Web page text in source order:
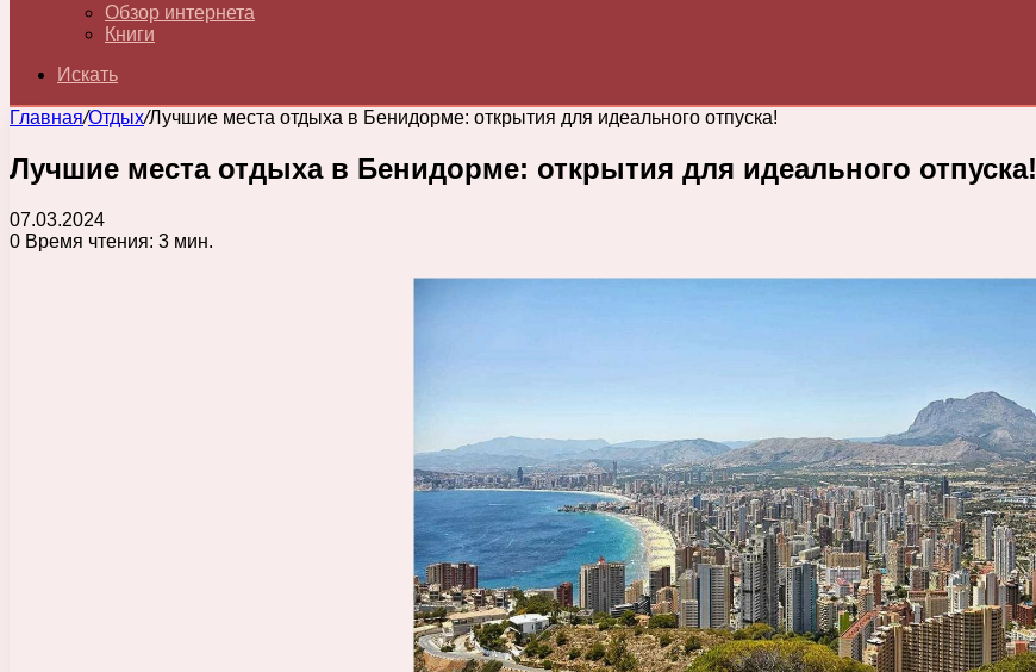
Обзор интернета
Книги
Искать
Главная/Отдых/Лучшие места отдыха в Бенидорме: открытия для идеального отпуска!
Лучшие места отдыха в Бенидорме: открытия для идеального отпуска!
07.03.2024
0 Время чтения: 3 мин.